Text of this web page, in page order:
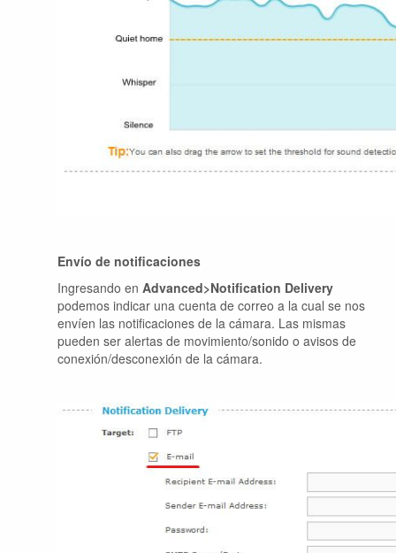
Envío de notificaciones
Ingresando en Advanced>Notification Delivery
podemos indicar una cuenta de correo a la cual se nos
envíen las notificaciones de la cámara. Las mismas
pueden ser alertas de movimiento/sonido o avisos de
conexión/desconexión de la cámara.